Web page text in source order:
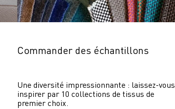
Commander des échantillons
Une diversité impressionnante : laissez-vous
inspirer par 10 collections de tissus de
premier choix.